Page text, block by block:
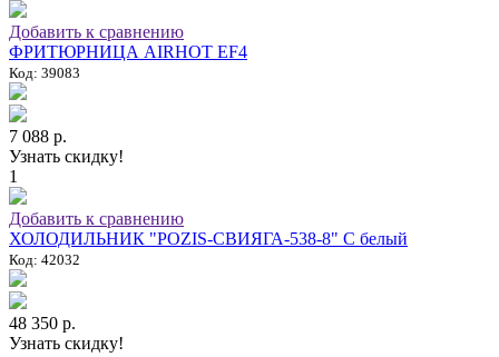
Добавить к сравнению
ФРИТЮРНИЦА AIRHOT EF4
Код: 39083
7 088 р.
Узнать скидку!
1
Добавить к сравнению
ХОЛОДИЛЬНИК "POZIS-СВИЯГА-538-8" C белый
Код: 42032
48 350 р.
Узнать скидку!